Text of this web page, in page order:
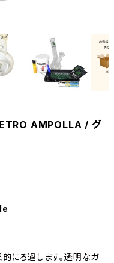
AMPOLLA / グ
にろ過します。透明なガ